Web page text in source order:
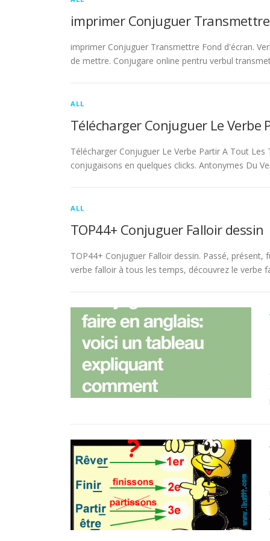
imprimer Conjuguer
imprimer Conjuguer Transmettre Fond d'écran.
de mettre. Conjugare online pentru verbul
ALL
Télécharger Conjuguer Le Verbe
Télécharger Conjuguer Le Verbe Partir A Tout
conjugaisons en quelques clicks. Antonymes Du
ALL
TOP44+ Conjuguer Falloir dessin
TOP44+ Conjuguer Falloir dessin. Passé,
verbe falloir à tous les temps, découvrez le verbe